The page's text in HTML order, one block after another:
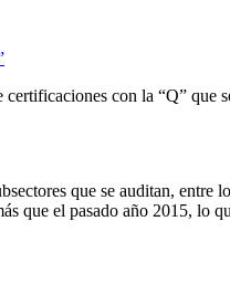
con la “Q” que
que se auditan, entre
que el pasado año 2015, lo